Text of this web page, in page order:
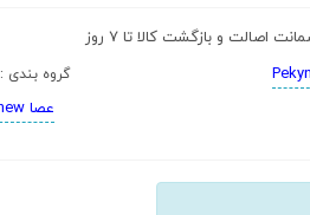
اصالت و بازگشت کالا تا 7 روز
گروه بندی :
عصا Pekynew